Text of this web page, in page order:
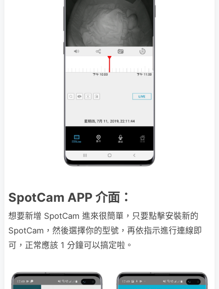
SpotCam APP 介面：
想要新增 SpotCam 進來很簡單，只要點擊安裝新的
SpotCam，然後選擇你的型號，再依指示進行連線即
可，正常應該 1 分鐘可以搞定啦。